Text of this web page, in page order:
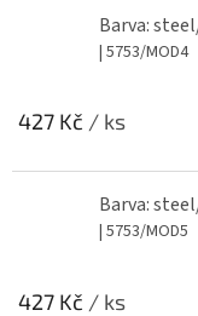
Barva:
| 5753/MOD4
427 Kč / ks
Barva:
| 5753/MOD5
427 Kč / ks